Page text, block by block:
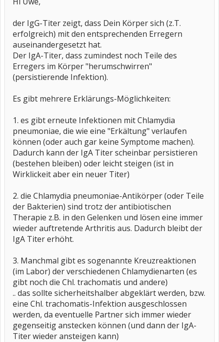
- Serologie hinweisend auf eine persistierende Infektion.
was mich doch sehr verunsichert.
Was hat das denn nun konkret zu bedeuten?
Für eine Aufklärung wäre ich sehr dankbar.
Gruß an alle
der IgG-Titer zeigt, dass Dein Körper sich (z.T.
erfolgreich) mit den entsprechenden Erregern
auseinandergesetzt hat.
Der IgA-Titer, dass zumindest noch Teile des
Erregers im Körper "herumschwirren"
(persistierende Infektion).
Es gibt mehrere Erklärungs-Möglichkeiten:
1. es gibt erneute Infektionen mit Chlamydia
pneumoniae, die wie eine "Erkältung" verlaufen
können (oder auch gar keine Symptome machen).
Dadurch kann der IgA Titer scheinbar persistieren
(bestehen bleiben) oder leicht steigen (ist in
Wirklickeit aber ein neuer Titer)
2. die Chlamydia pneumoniae-Antikörper (oder Teile
der Bakterien) sind trotz der antibiotischen
Therapie z.B. in den Gelenken und lösen eine immer
wieder auftretende Arthritis aus. Dadurch bleibt der
IgA Titer erhöht.
3. Manchmal gibt es sogenannte Kreuzreaktionen
(im Labor) der verschiedenen Chlamydienarten (es
gibt noch die Chl. trachomatis und andere)
.. das sollte sicherheitshalber abgeklärt werden, bzw.
eine Chl. trachomatis-Infektion ausgeschlossen
werden, da eventuelle Partner sich immer wieder
gegenseitig anstecken können (und dann der IgA-
Titer wieder ansteigen kann)